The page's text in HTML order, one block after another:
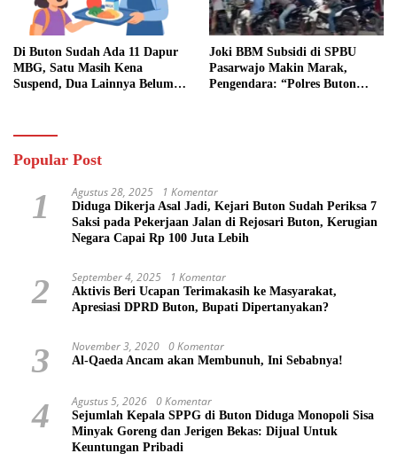
Di Buton Sudah Ada 11 Dapur
MBG, Satu Masih Kena
Suspend, Dua Lainnya Belum
Joki BBM Subsidi di SPBU
Pasarwajo Makin Marak,
Pengendara: “Polres Buton
Popular Post
1 Agustus 28, 2025 1 Komentar
Diduga Dikerja Asal Jadi, Kejari Buton Sudah Periksa 7
Saksi pada Pekerjaan Jalan di Rejosari Buton, Kerugian
Negara Capai Rp 100 Juta Lebih
2 September 4, 2025 1 Komentar
Aktivis Beri Ucapan Terimakasih ke Masyarakat,
Apresiasi DPRD Buton, Bupati Dipertanyakan?
3 November 3, 2020 0 Komentar
Al-Qaeda Ancam akan Membunuh, Ini Sebabnya!
4 Agustus 5, 2026 0 Komentar
Sejumlah Kepala SPPG di Buton Diduga Monopoli Sisa
Minyak Goreng dan Jerigen Bekas: Dijual Untuk
Keuntungan Pribadi